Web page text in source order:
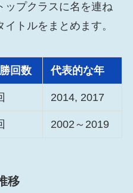
ップクラスに名を連ね
トルをまとめます。
回数 代表的な年
2014, 2017
2002～2019
移